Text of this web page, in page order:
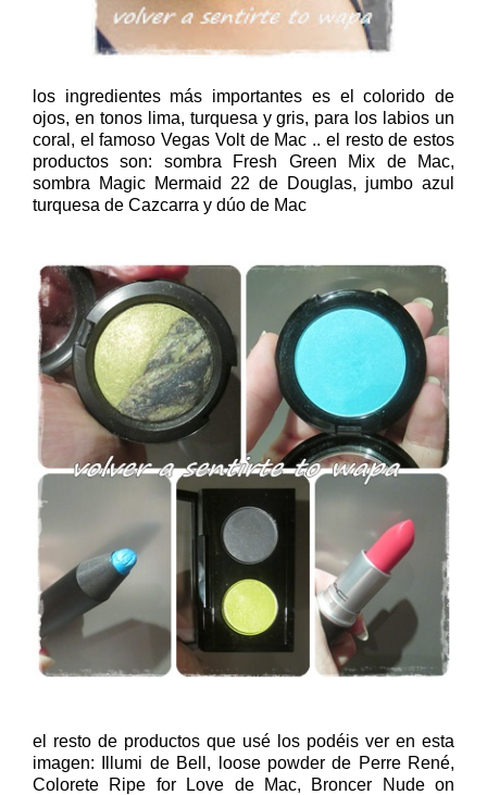
los ingredientes más importantes es el colorido de
ojos, en tonos lima, turquesa y gris, para los labios un
coral, el famoso Vegas Volt de Mac .. el resto de estos
productos son: sombra Fresh Green Mix de Mac,
sombra Magic Mermaid 22 de Douglas, jumbo azul
turquesa de Cazcarra y dúo de Mac
el resto de productos que usé los podéis ver en esta
imagen: Illumi de Bell, loose powder de Perre René,
Colorete Ripe for Love de Mac, Broncer Nude on